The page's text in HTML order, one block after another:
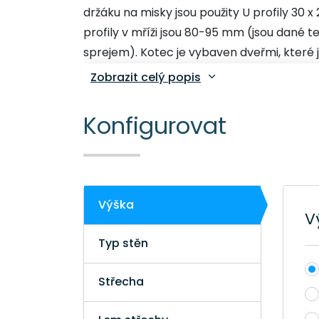
držáku na misky jsou použity U profily 30
profily v mříži jsou 80-95 mm (jsou dané
sprejem). Kotec je vybaven dveřmi, které
do kotce umístit během montáže (s
V základním provedení má kotec
níže můžete přidat podlahu, otočné
Před příjezdem naších montérů je
betonová deska, betonové patky a štěrk
kotec s dřevěnou podlahou je potřeba
kotcem.
Zobrazit celý popis
Konfigurovat
Výška
Typ stěn
Střecha